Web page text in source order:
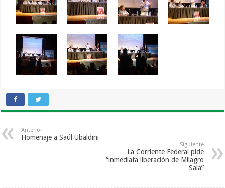
Anterior
Homenaje a Saúl Ubaldini
Siguiente
La Corriente Federal pide
“inmediata liberación de Milagro
Sala”